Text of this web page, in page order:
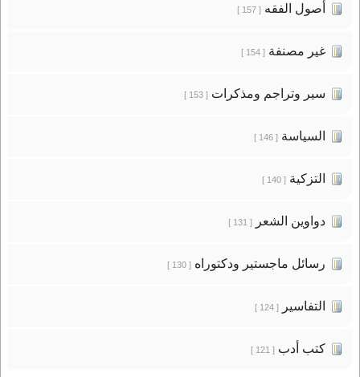
أصول الفقه[ 157 ]
غير مصنفة[ 154 ]
سير وتراجم ومذكرات[ 153 ]
السياسة[ 146 ]
التزكية[ 140 ]
دواوين الشعر[ 131 ]
رسائل ماجستير ودكتوراه[ 130 ]
التفاسير[ 124 ]
كتب أدب[ 121 ]